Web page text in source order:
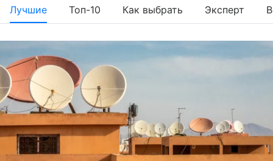
Лучшие Топ-10 Как выбрать Эксперт